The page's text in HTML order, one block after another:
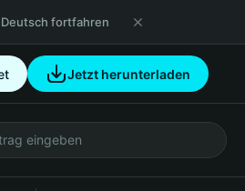
fortfahren
Jetzt herunterladen